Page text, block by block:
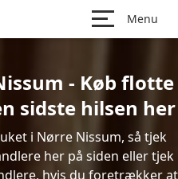
Menu
- Køb flotte
sidste hilsen her
i Nørre Nissum, så tjek
her på siden eller tjek
hvis du foretrækker at